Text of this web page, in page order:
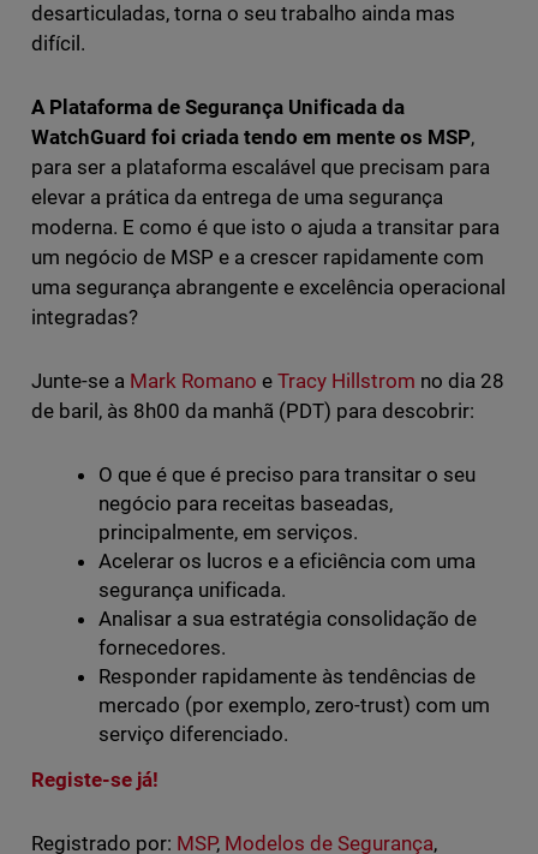
desarticuladas, torna o seu trabalho ainda mas
difícil.
A Plataforma de Segurança Unificada da
WatchGuard foi criada tendo em mente os MSP,
para ser a plataforma escalável que precisam para
elevar a prática da entrega de uma segurança
moderna. E como é que isto o ajuda a transitar para
um negócio de MSP e a crescer rapidamente com
uma segurança abrangente e excelência operacional
integradas?
Junte-se a Mark Romano e Tracy Hillstrom no dia 28
de baril, às 8h00 da manhã (PDT) para descobrir:
O que é que é preciso para transitar o seu
negócio para receitas baseadas,
principalmente, em serviços.
Acelerar os lucros e a eficiência com uma
segurança unificada.
Analisar a sua estratégia consolidação de
fornecedores.
Responder rapidamente às tendências de
mercado (por exemplo, zero-trust) com um
serviço diferenciado.
Registe-se já!
Registrado por: MSP, Modelos de Segurança,